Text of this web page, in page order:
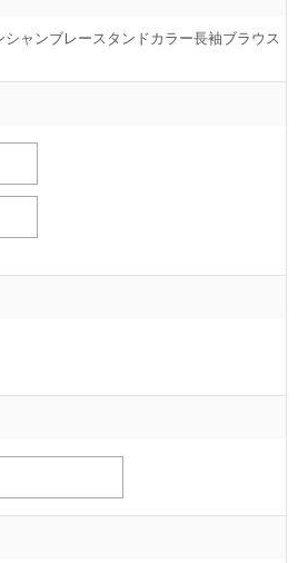
シャンブレースタンドカラー長袖ブラウス